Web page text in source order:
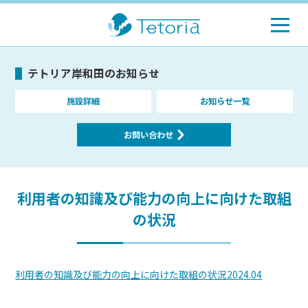
テトリア岸和田のお知らせ
施設詳細 お知らせ一覧
お問い合わせ
利用者の知識及び能力の向上に向けた取組
の状況
利用者の知識及び能力の向上に向けた取組の状況2024.04